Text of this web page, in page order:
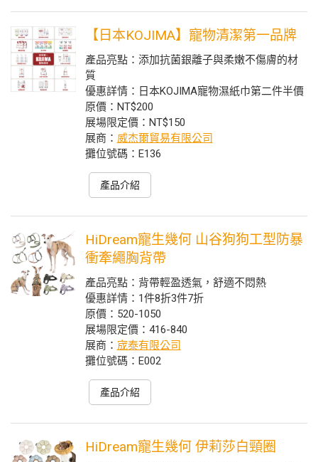
【日本KOJIMA】寵物清潔第一品牌
產品亮點：添加抗菌銀離子與柔嫩不傷膚的材
質
優惠詳情：日本KOJIMA寵物濕紙巾第二件半價
原價：NT$200
展場限定價：NT$150
展商： 威杰爾貿易有限公司
攤位號碼：E136
產品介紹
HiDream寵生幾何 山谷狗狗工型防暴
衝牽繩胸背帶
產品亮點：背帶輕盈透氣，舒適不悶熱
優惠詳情：1件8折3件7折
原價：520-1050
展場限定價：416-840
展商： 宬泰有限公司
攤位號碼：E002
產品介紹
HiDream寵生幾何 伊莉莎白頸圈